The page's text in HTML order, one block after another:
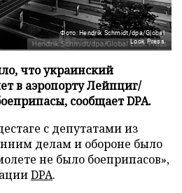
Фото: Hendrik Schmidt/dpa/Global
Look Press
что украинский
в аэропорту Лейпциг/
сообщает DPA.
с депутатами из
делам и обороне было
не было боеприпасов»,
DPA.